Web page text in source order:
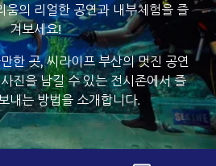
움의 리얼한 공연과 내부체험을 즐
겨보세요!
한 곳, 씨라이프 부산의 멋진 공연
진을 남길 수 있는 전시존에서 즐
내는 방법을 소개합니다.